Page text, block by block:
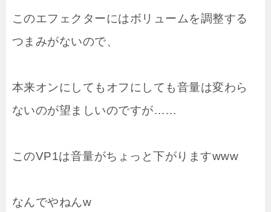
このエフェクターにはボリュームを調整する
つまみがないので、
本来オンにしてもオフにしても音量は変わら
ないのが望ましいのですが……
このVP1は音量がちょっと下がりますwww
なんでやねんw